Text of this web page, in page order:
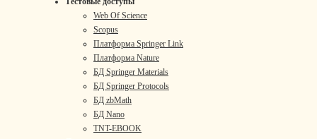
Web Of Science
Scopus
Платформа Springer Link
Платформа Nature
БД Springer Materials
БД Springer Protocols
БД zbMath
БД Nano
TNT-EBOOK